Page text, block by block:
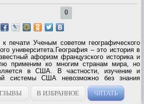
0
к печати Ученым советом географического
университета.География – это история в
афоризм французского историка и
применим ко многим странам мира, но
в США. В частности, изучение и
системы США невозможно без знания
особенностей ее...
В ИЗБРАННОЕ ЧИТАТЬ